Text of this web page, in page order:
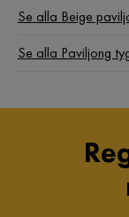
Se alla Beige
Se alla Paviljong